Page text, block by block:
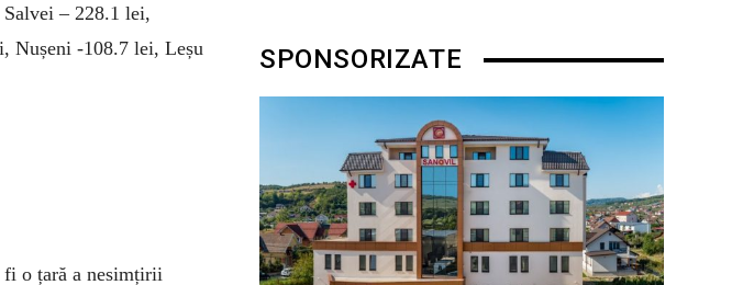
– 228.1 lei,
Nușeni -108.7 lei, Leșu
fi o țară a nesimțirii
SPONSORIZATE